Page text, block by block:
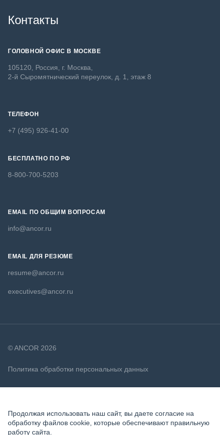
Контакты
ГОЛОВНОЙ ОФИС В МОСКВЕ
105120, Россия, г. Москва,
2-й Сыромятнический переулок, д. 1, этаж 8
ТЕЛЕФОН
+7 (495) 926-41-00
БЕСПЛАТНО ПО РФ
8-800-700-5203
EMAIL ПО ОБЩИМ ВОПРОСАМ
info@ancor.ru
EMAIL ДЛЯ РЕЗЮМЕ
resume@ancor.ru
executives@ancor.ru
© ANCOR 2026
Политика обработки персональных данных
Продолжая использовать наш сайт, вы даете согласие на
обработку файлов cookie, которые обеспечивают правильную
работу сайта.